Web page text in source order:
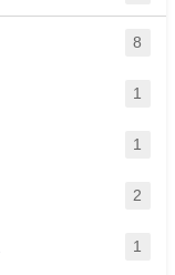
8
1
1
2
1